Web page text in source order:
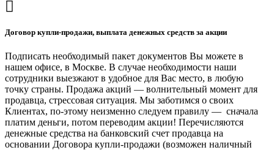
Договор купли-продажи, выплата денежных средств за акции
Подписать необходимый пакет документов Вы можете в
нашем офисе, в Москве. В случае необходимости наши
сотрудники выезжают в удобное для Вас место, в любую
точку страны. Продажа акций — волнительный момент для
продавца, стрессовая ситуация. Мы заботимся о своих
Клиентах, по-этому неизменно следуем правилу — сначала
платим деньги, потом переводим акции! Перечисляются
денежные средства на банковский счет продавца на
основании Договора купли-продажи (возможен наличный